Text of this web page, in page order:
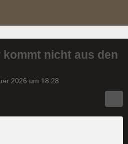
kommt nicht aus den
2026 um 18:28